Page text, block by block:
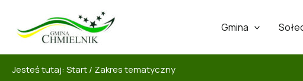
Gmina
Jesteś tutaj: Start/ Zakres tematyczny